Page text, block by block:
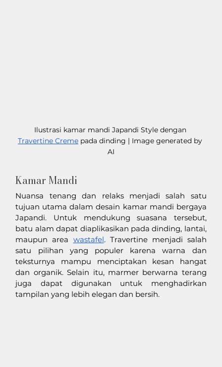
Ilustrasi kamar mandi Japandi Style dengan
Travertine Creme pada dinding | Image generated by
AI
Kamar Mandi
Nuansa tenang dan relaks menjadi salah satu
tujuan utama dalam desain kamar mandi bergaya
Japandi. Untuk mendukung suasana tersebut,
batu alam dapat diaplikasikan pada dinding, lantai,
maupun area wastafel. Travertine menjadi salah
satu pilihan yang populer karena warna dan
teksturnya mampu menciptakan kesan hangat
dan organik. Selain itu, marmer berwarna terang
juga dapat digunakan untuk menghadirkan
tampilan yang lebih elegan dan bersih.